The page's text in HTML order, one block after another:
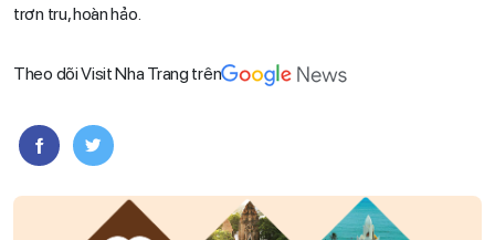
trơn tru, hoàn hảo.
Theo dõi Visit Nha Trang trên